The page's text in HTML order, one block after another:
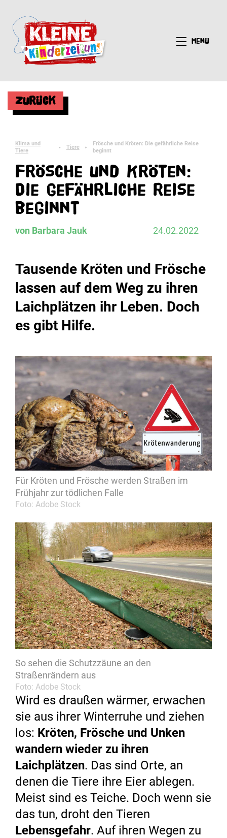
Menü
Zurück
Klima und
Tiere
► Tiere ►
Frösche und Kröten: Die gefährliche Reise
beginnt
Frösche und Kröten:
Die gefährliche Reise
beginnt
von Barbara Jauk 24.02.2022
Tausende Kröten und Frösche
lassen auf dem Weg zu ihren
Laichplätzen ihr Leben. Doch
es gibt Hilfe.
Für Kröten und Frösche werden Straßen im
Frühjahr zur tödlichen Falle
Foto: Adobe Stock
So sehen die Schutzzäune an den
Straßenrändern aus
Foto: Adobe Stock
Wird es draußen wärmer, erwachen
sie aus ihrer Winterruhe und ziehen
los: Kröten, Frösche und Unken
wandern wieder zu ihren
Laichplätzen. Das sind Orte, an
denen die Tiere ihre Eier ablegen.
Meist sind es Teiche. Doch wenn sie
das tun, droht den Tieren
Lebensgefahr. Auf ihren Wegen zu